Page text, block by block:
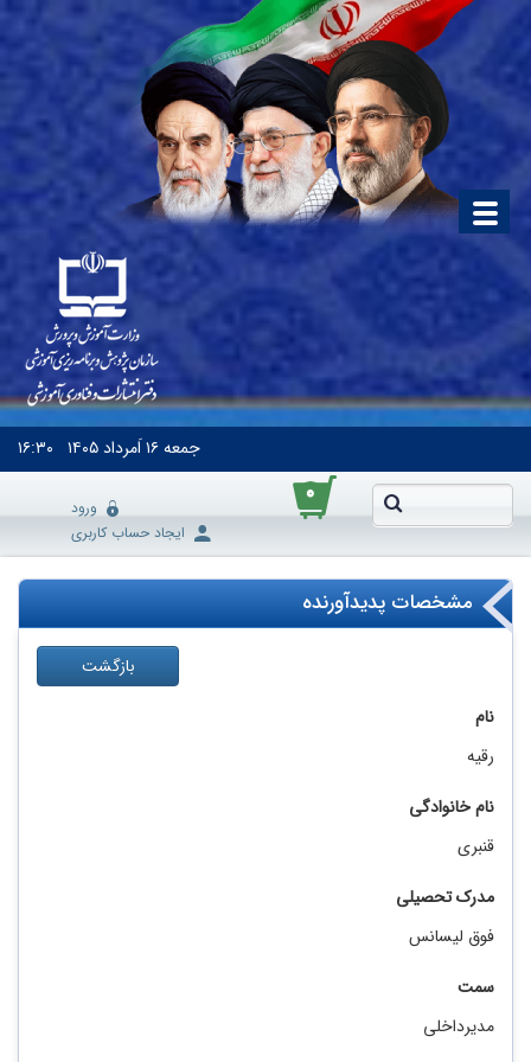
جمعه۱۶ اَمرداد ۱۴۰۵ ۱۶:۳۰
۰
ورود
ایجاد حساب کاربری
مشخصات پدیدآورنده
بازگشت
نام
رقیه
نام خانوادگی
قنبری
مدرک تحصیلی
فوق لیسانس
سمت
مدیرداخلی